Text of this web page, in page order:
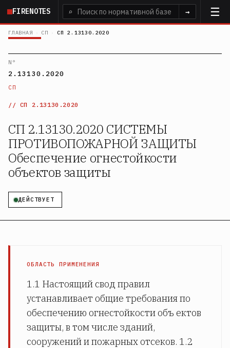
Перейти
основному
FIRENOTES ⌕ →
ГЛАВНАЯ › СП › СП 2.13130.2020
N°
2.13130.2020
СП
СП 2.13130.2020
СП 2.13130.2020 СИСТЕМЫ
ПРОТИВОПОЖАРНОЙ ЗАЩИТЫ
Обеспечение огнестойкости
объектов защиты
ДЕЙСТВУЕТ
ОБЛАСТЬ ПРИМЕНЕНИЯ
1.1 Настоящий свод правил
устанавливает общие требования по
обеспечению огнестойкости объ­ ектов
защиты, в том числе зданий,
сооружений и пожарных отсеков. 1.2